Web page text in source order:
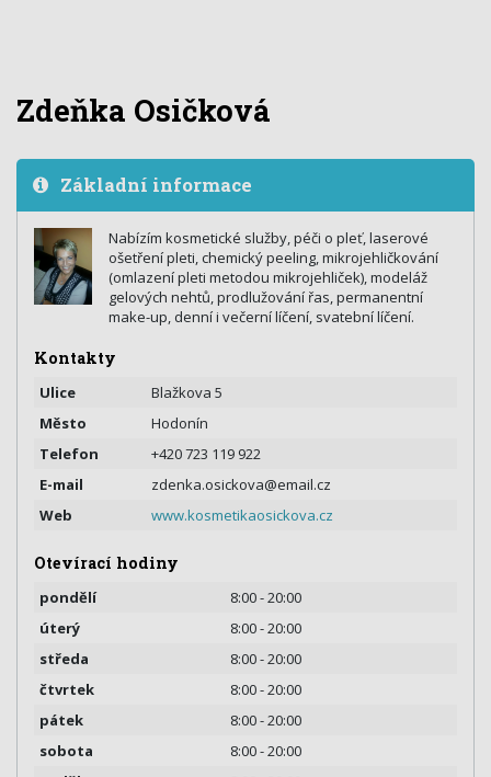
Zdeňka Osičková
Základní informace
Nabízím kosmetické služby, péči o pleť, laserové
ošetření pleti, chemický peeling, mikrojehličkování
(omlazení pleti metodou mikrojehliček), modeláž
gelových nehtů, prodlužování řas, permanentní
make-up, denní i večerní líčení, svatební líčení.
Kontakty
Ulice
Blažkova 5
Město
Hodonín
Telefon
+420 723 119 922
E-mail
zdenka.osickova@email.cz
Web
www.kosmetikaosickova.cz
Otevírací hodiny
pondělí
8:00 - 20:00
úterý
8:00 - 20:00
středa
8:00 - 20:00
čtvrtek
8:00 - 20:00
pátek
8:00 - 20:00
sobota
8:00 - 20:00